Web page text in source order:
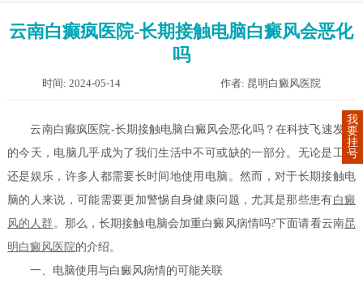
云南白癫疯医院-长期接触电脑白癜风会恶化
吗
时间: 2024-05-14 作者: 昆明白癜风医院
云南白癫疯医院-长期接触电脑白癜风会恶化吗？在科技飞速发展
的今天，电脑几乎成为了我们生活中不可或缺的一部分。无论是工作
还是娱乐，许多人都需要长时间地使用电脑。然而，对于长期接触电
脑的人来说，可能需要更加警惕自身健康问题，尤其是那些患有白癜
风的人群。那么，长期接触电脑会加重白癜风病情吗?下面请看云南昆
明白癜风医院的介绍。
一、电脑使用与白癜风病情的可能关联
我
要
挂
号